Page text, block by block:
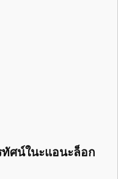
ศน์ในะแอนะล็อก